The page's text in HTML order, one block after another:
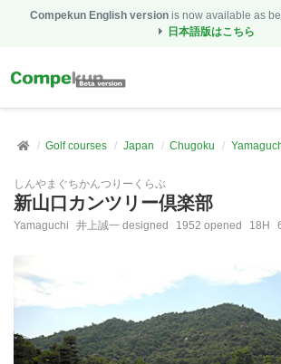
Compekun English version is now available as
日本語版はこちら
Golf courses Japan Chugoku
しんやまぐちかんつりーくらぶ
新山口カンツリー倶楽部
Yamaguchi 井上誠一 designed 1952 opened 18H